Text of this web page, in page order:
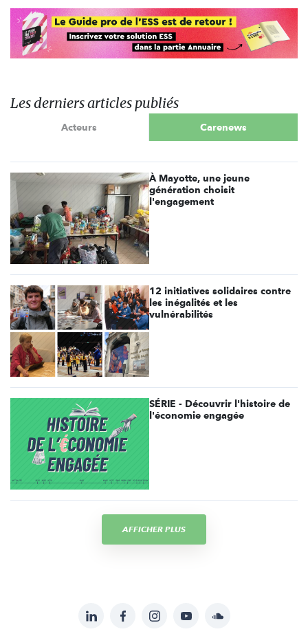
Les derniers articles publiés
Acteurs Carenews
À Mayotte, une jeune
génération choisit
l'engagement
12 initiatives solidaires contre
les inégalités et les
vulnérabilités
SÉRIE - Découvrir l'histoire de
l'économie engagée
AFFICHER PLUS
LinkedInFacebookInstagramYouTubeSoundcloud